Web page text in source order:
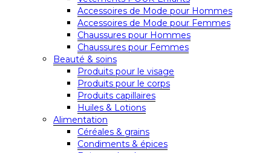
Accessoires de Mode pour Hommes
Accessoires de Mode pour Femmes
Chaussures pour Hommes
Chaussures pour Femmes
Beauté & soins
Produits pour le visage
Produits pour le corps
Produits capillaires
Huiles & Lotions
Alimentation
Céréales & grains
Condiments & épices